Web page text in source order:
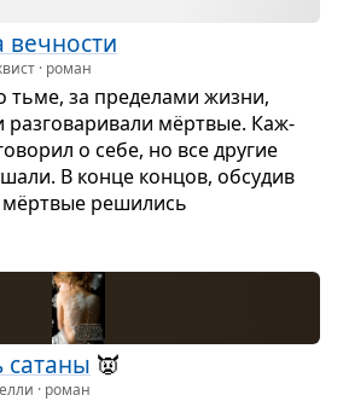
веч­но­сти
· роман
тьме, за пре­де­лами жизни,
раз­го­ва­ри­вали мёрт­вые. Каж­
о себе, но все дру­гие
В конце кон­цов, обсу­див
реши­лись
сатаны 👿
· роман